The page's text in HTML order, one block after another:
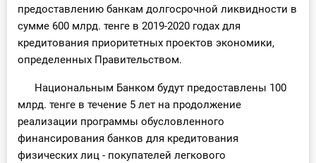
предоставлению банкам долгосрочной ликвидности в
сумме 600 млрд. тенге в 2019-2020 годах для
кредитования приоритетных проектов экономики,
определенных Правительством.
Национальным Банком будут предоставлены 100
млрд. тенге в течение 5 лет на продолжение
реализации программы обусловленного
финансирования банков для кредитования
физических лиц - покупателей легкового